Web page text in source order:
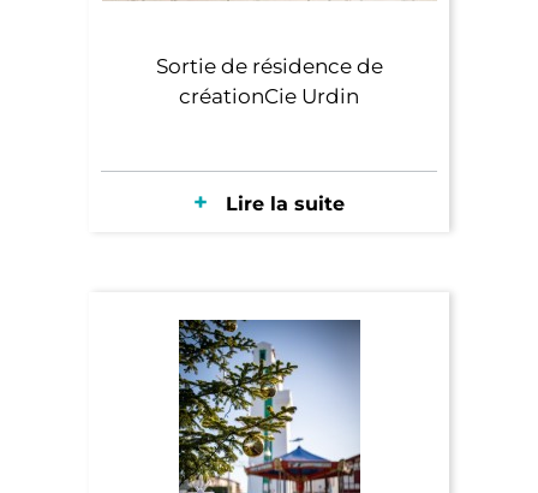
Sortie de résidence de
créationCie Urdin
Lire la suite